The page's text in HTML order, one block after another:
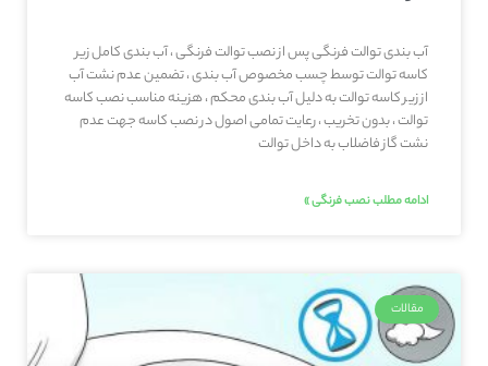
آب بندی توالت فرنگی پس از نصب توالت فرنگی ، آب بندی کامل زیر
کاسه توالت توسط چسب مخصوص آب بندی ، تضمین عدم نشت آب
از زیر کاسه توالت به دلیل آب بندی محکم ، هزینه مناسب نصب کاسه
توالت ، بدون تخریب ، رعایت تمامی اصول در نصب کاسه جهت عدم
نشت گاز فاضلاب به داخل توالت
ادامه مطلب نصب فرنگی »
مقالات